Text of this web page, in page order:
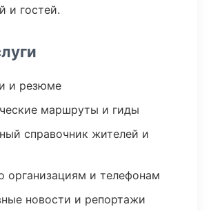
и гостей.
и резюме
маршруты и гиды
справочник жителей и
организациям и телефонам
новости и репортажи